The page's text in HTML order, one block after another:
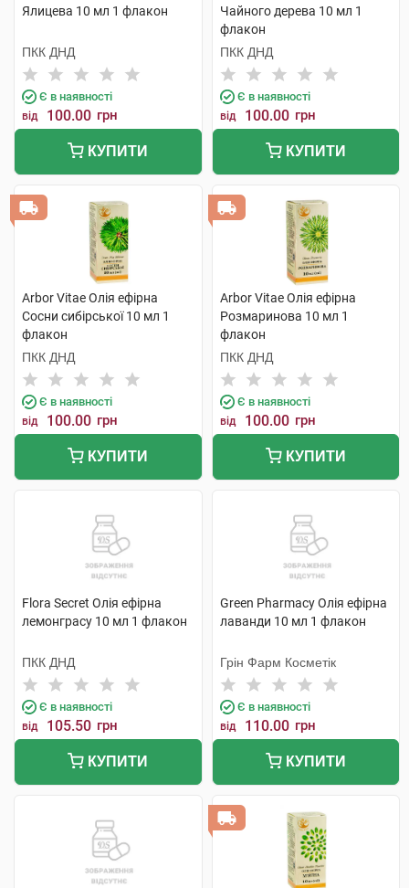
Ялицева 10 мл 1 флакон
ПКК ДНД
Є в наявності
від 100.00 грн
КУПИТИ
Чайного дерева 10 мл 1
флакон
ПКК ДНД
Є в наявності
від 100.00 грн
КУПИТИ
Arbor Vitae Олія ефірна
Сосни сибірської 10 мл 1
флакон
ПКК ДНД
Є в наявності
від 100.00 грн
КУПИТИ
Arbor Vitae Олія ефірна
Розмаринова 10 мл 1
флакон
ПКК ДНД
Є в наявності
від 100.00 грн
КУПИТИ
Flora Secret Олія ефірна
лемонграсу 10 мл 1 флакон
ПКК ДНД
Є в наявності
від 105.50 грн
КУПИТИ
Green Pharmacy Олія ефірна
лаванди 10 мл 1 флакон
Грін Фарм Косметік
Є в наявності
від 110.00 грн
КУПИТИ